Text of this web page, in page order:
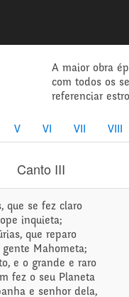
A maior obra
com todos os
referenciar
V VI VII VIII
Canto III
que se fez claro
inquieta;
que reparo
Mahometa;
e o grande e raro
fez o seu Planeta
e senhor dela,